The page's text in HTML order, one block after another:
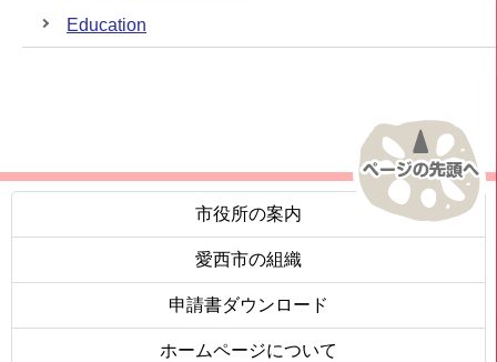
Education
市役所の案内
愛西市の組織
申請書ダウンロード
ホームページについて